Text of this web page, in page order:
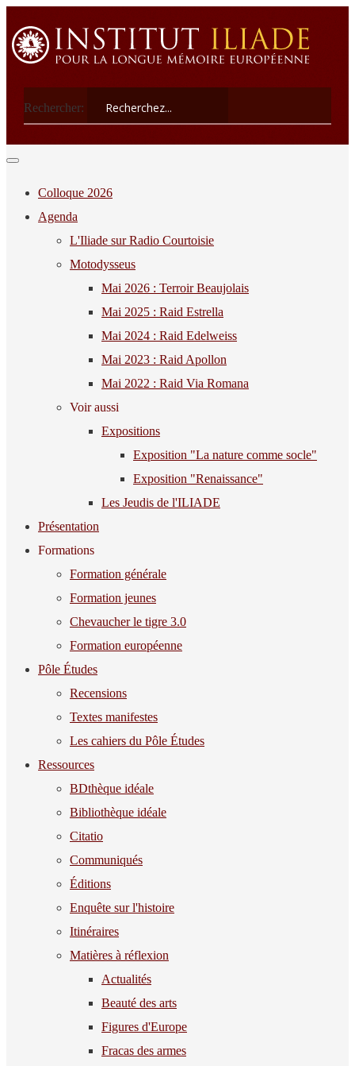
Rechercher:
Colloque 2026
Agenda
L'Iliade sur Radio Courtoisie
Motodysseus
Mai 2026 : Terroir Beaujolais
Mai 2025 : Raid Estrella
Mai 2024 : Raid Edelweiss
Mai 2023 : Raid Apollon
Mai 2022 : Raid Via Romana
Voir aussi
Expositions
Exposition "La nature comme socle"
Exposition "Renaissance"
Les Jeudis de l'ILIADE
Présentation
Formations
Formation générale
Formation jeunes
Chevaucher le tigre 3.0
Formation européenne
Pôle Études
Recensions
Textes manifestes
Les cahiers du Pôle Études
Ressources
BDthèque idéale
Bibliothèque idéale
Citatio
Communiqués
Éditions
Enquête sur l'histoire
Itinéraires
Matières à réflexion
Actualités
Beauté des arts
Figures d'Europe
Fracas des armes